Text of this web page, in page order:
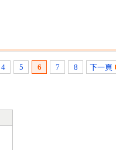
4 5 6 7 8 下一頁